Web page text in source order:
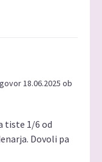
18.06.2025 ob
tiste 1/6 od
Dovoli pa